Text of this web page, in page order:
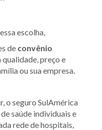
escolha,
de convênio
preço e
ou sua empresa.
o seguro SulAmérica
saúde individuais e
rede de hospitais,